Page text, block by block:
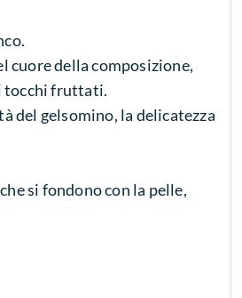
cuore della composizione,
tocchi fruttati.
del gelsomino, la delicatezza
si fondono con la pelle,